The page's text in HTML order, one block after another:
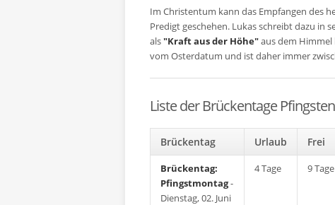
Im Christentum kann das Empfangen des
Predigt geschehen. Lukas schreibt dazu in
als"Kraft aus der Höhe"aus dem
vom Osterdatum und ist daher immer
Liste der Brückentage
Brückentag Urlaub Frei
Brückentag:
Pfingstmontag-
Dienstag, 02. Juni
4 Tage 9 Tage